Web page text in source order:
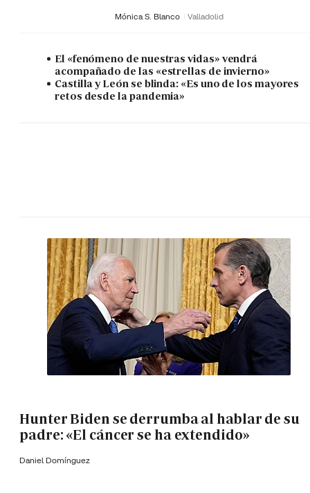
Mónica S. Blanco Valladolid
El «fenómeno de nuestras vidas» vendrá
acompañado de las «estrellas de invierno»
Castilla y León se blinda: «Es uno de los mayores
retos desde la pandemia»
Hunter Biden se derrumba al hablar de su
padre: «El cáncer se ha extendido»
Daniel Domínguez